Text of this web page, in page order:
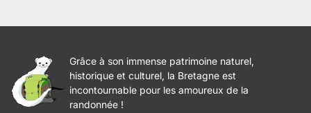
Grâce à son immense patrimoine naturel,
historique et culturel, la Bretagne est
incontournable pour les amoureux de la
randonnée !